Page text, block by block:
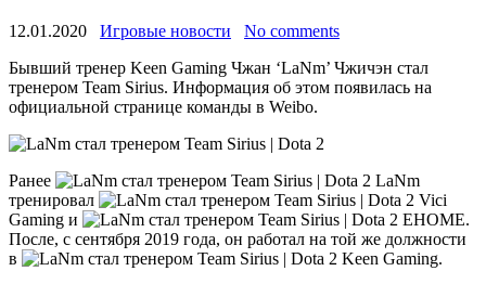
12.01.2020 Игровые новости
No comments
Бывший тренер Keen Gaming Чжан ‘LaNm’ Чжичэн стал
тренером Team Sirius. Информация об этом появилась на
официальной странице команды в Weibo.
Ранее
LaNm
тренировал
Vici
Gaming и
EHOME.
После, с сентября 2019 года, он работал на той же должности
в
Keen Gaming.